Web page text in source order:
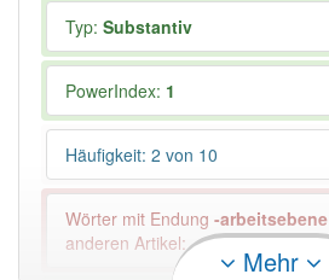
Typ: Substantiv
PowerIndex: 1
Häufigkeit: 2 von 10
Wörter mit Endung -arbeitsebene
anderen Artikel: -1
Mehr